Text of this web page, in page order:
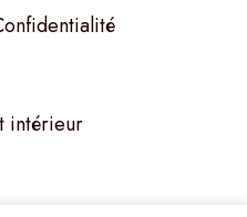
intérieur